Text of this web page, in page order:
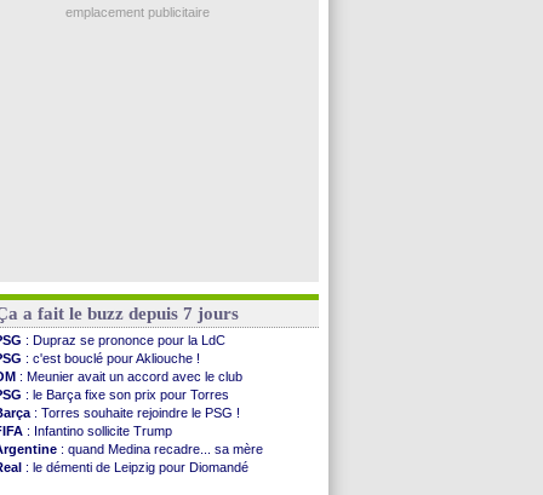
: Juanlu signe à Bournemouth (officiel)
emplacement publicitaire
a fait le buzz depuis 7 jours
: Dupraz se prononce pour la LdC
: c'est bouclé pour Akliouche !
: Meunier avait un accord avec le club
: le Barça fixe son prix pour Torres
: Torres souhaite rejoindre le PSG !
: Infantino sollicite Trump
: quand Medina recadre... sa mère
: le démenti de Leipzig pour Diomandé